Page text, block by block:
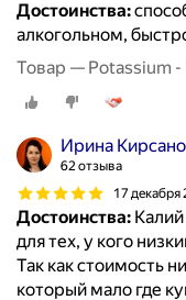
Достоинства:
алкогольном,
Товар — Potassium -
Ирина
62 отзыва
17 декабря
Достоинства:
для тех, у кого
Так как стоимость
который мало где